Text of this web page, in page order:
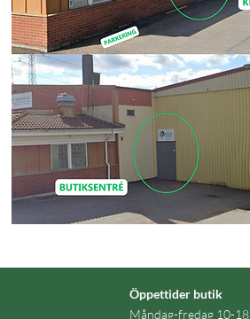
Öppettider butik
Måndag-fredag 10-18